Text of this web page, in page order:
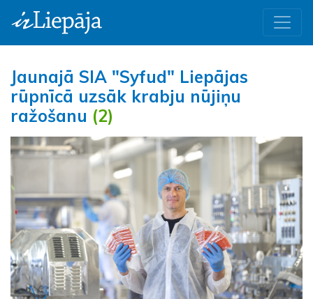
Jaunajā SIA "Syfud" Liepājas
rūpnīcā uzsāk krabju nūjiņu
ražošanu (2)